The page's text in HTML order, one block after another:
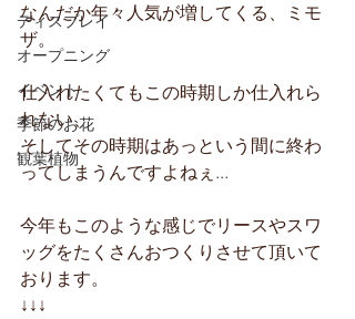
ディスプレイ
オープニング
イベント
季節のお花
観葉植物
なんだか年々人気が増してくる、ミモ
ザ。
仕入れたくてもこの時期しか仕入れら
れない、
そしてその時期はあっという間に終わ
ってしまうんですよねぇ...
今年もこのような感じでリースやスワ
ッグをたくさんおつくりさせて頂いて
おります。
↓↓↓